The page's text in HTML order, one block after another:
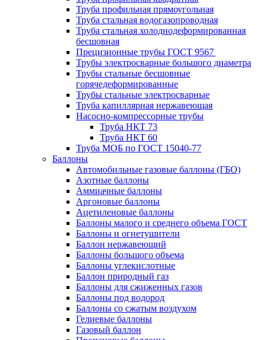
Труба профильная прямоугольная
Труба стальная водогазопроводная
Труба стальная холоднодеформированная
бесшовная
Прецизионные трубы ГОСТ 9567
Трубы электросварные большого диаметра
Трубы стальные бесшовные
горячедеформированные
Трубы стальные электросварные
Труба капиллярная нержавеющая
Насосно-компрессорные трубы
Труба НКТ 73
Труба НКТ 60
Труба МОБ по ГОСТ 15040-77
Баллоны
Автомобильные газовые баллоны (ГБО)
Азотные баллоны
Аммиачные баллоны
Аргоновые баллоны
Ацетиленовые баллоны
Баллоны малого и среднего объема ГОСТ
Баллоны и огнетушители
Баллон нержавеющий
Баллоны большого объема
Баллоны углекислотные
Баллон природный газ
Баллоны для сжиженных газов
Баллоны под водород
Баллоны со сжатым воздухом
Гелиевые баллоны
Газовый баллон